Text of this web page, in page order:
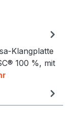
Klangplatte
100 %, mit